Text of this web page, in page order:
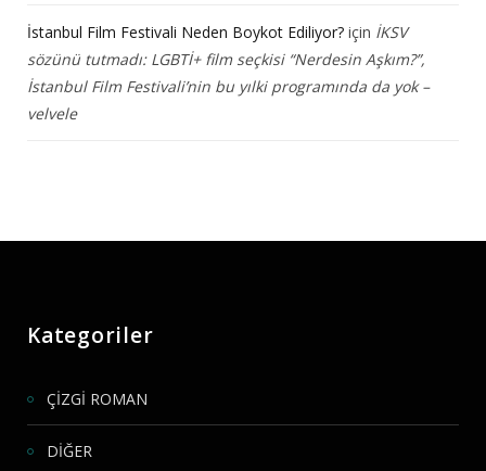
İstanbul Film Festivali Neden Boykot Ediliyor? için İKSV
sözünü tutmadı: LGBTİ+ film seçkisi “Nerdesin Aşkım?”,
İstanbul Film Festivali’nin bu yılki programında da yok –
velvele
Kategoriler
ÇİZGİ ROMAN
DİĞER